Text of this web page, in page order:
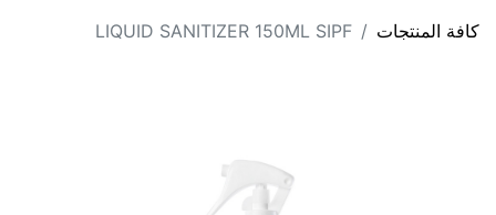
كافة المنتجات
LIQUID SANITIZER 150ML SIPF